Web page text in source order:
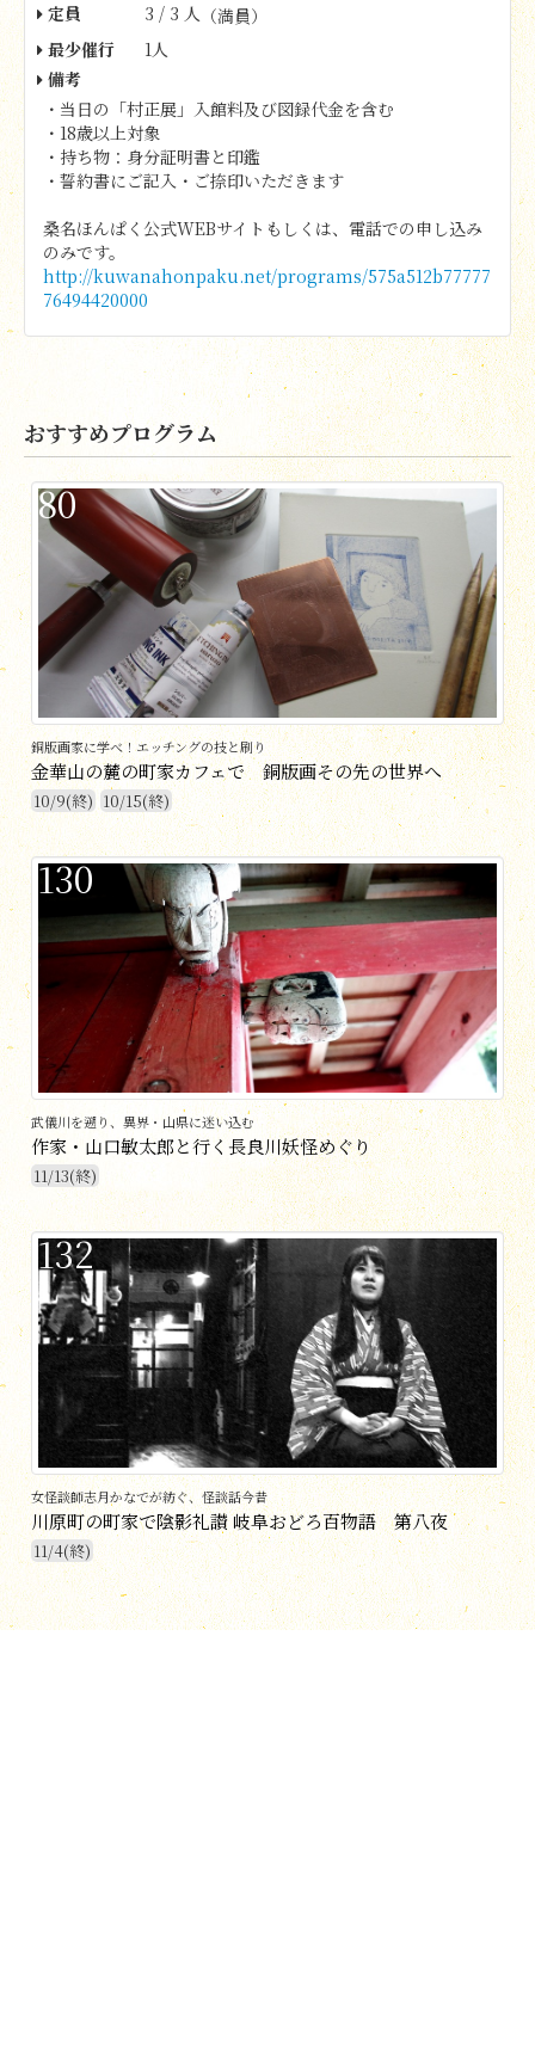
定員
3 / 3 人 （満員）
最少催行
1人
備考
・当日の「村正展」入館料及び図録代金を含む
・18歳以上対象
・持ち物：身分証明書と印鑑
・誓約書にご記入・ご捺印いただきます
桑名ほんぱく公式WEBサイトもしくは、電話での申し込み
のみです。
http://kuwanahonpaku.net/programs/575a512b77777
76494420000
おすすめプログラム
80
銅版画家に学べ！エッチングの技と刷り
金華山の麓の町家カフェで 銅版画その先の世界へ
10/9(終) 10/15(終)
130
武儀川を遡り、異界・山県に迷い込む
作家・山口敏太郎と行く長良川妖怪めぐり
11/13(終)
132
女怪談師志月かなでが紡ぐ、怪談話今昔
川原町の町家で陰影礼讃 岐阜おどろ百物語 第八夜
11/4(終)